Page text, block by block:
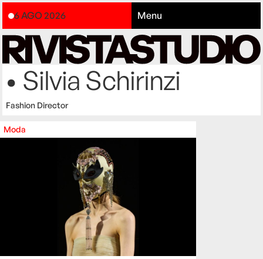
6 AGO 2026 Menu
• Silvia Schirinzi
Fashion Director
Moda